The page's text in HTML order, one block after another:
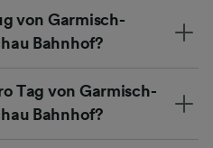
von Garmisch-
Bahnhof?
Tag von Garmisch-
Bahnhof?